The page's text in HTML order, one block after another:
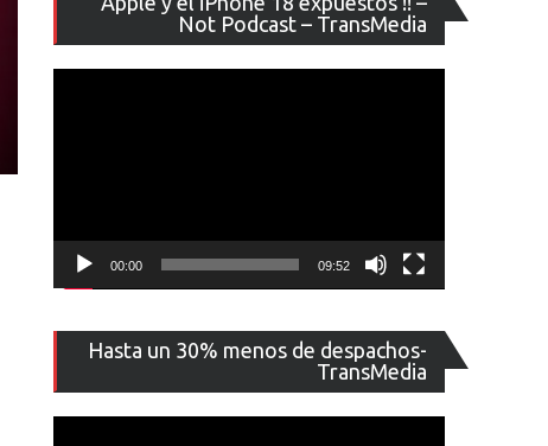
Not Podcast – TransMedia
de
vídeo
00:00 09:52
Hasta un 30% menos de despachos-
TransMedia
de
vídeo